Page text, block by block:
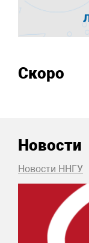
Скоро
Новости
Новости ННГУ